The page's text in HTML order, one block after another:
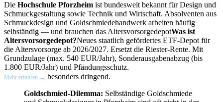
Die Hochschule Pforzheim ist bundesweit bekannt für Design und
Schmuckgestaltung sowie Technik und Wirtschaft. Absolventen aus
Schmuckdesign und Goldschmiedehandwerk arbeiten häufig
selbständig — und brauchen das AltersvorsorgedepotWas ist
Altersvorsorgedepot?Neues staatlich gefördertes ETF-Depot für
die Altersvorsorge ab 2026/2027. Ersetzt die Riester-Rente. Mit
Grundzulage (max. 540 EUR/Jahr), Sonderausgabenabzug (bis
1.800 EUR/Jahr) und Pfändungsschutz.
Mehr erfahren → besonders dringend.
Goldschmied-Dilemma: Selbständige Goldschmiede